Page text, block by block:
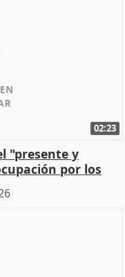
02:23
"presente y
por los